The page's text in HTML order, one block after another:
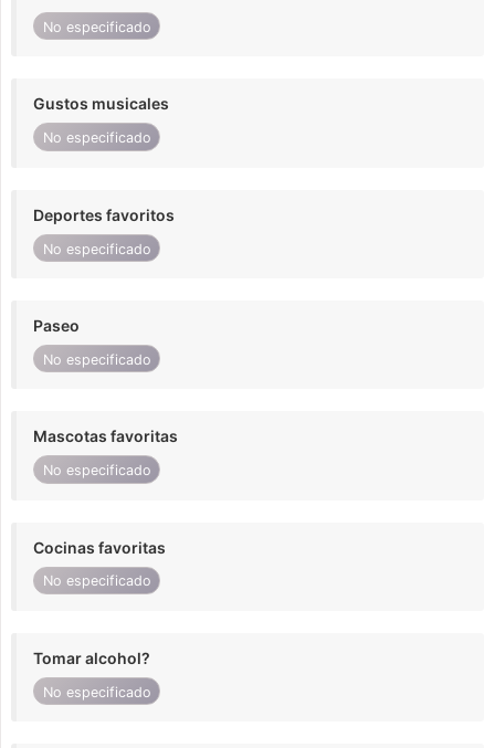
No especificado
Gustos musicales
No especificado
Deportes favoritos
No especificado
Paseo
No especificado
Mascotas favoritas
No especificado
Cocinas favoritas
No especificado
Tomar alcohol?
No especificado